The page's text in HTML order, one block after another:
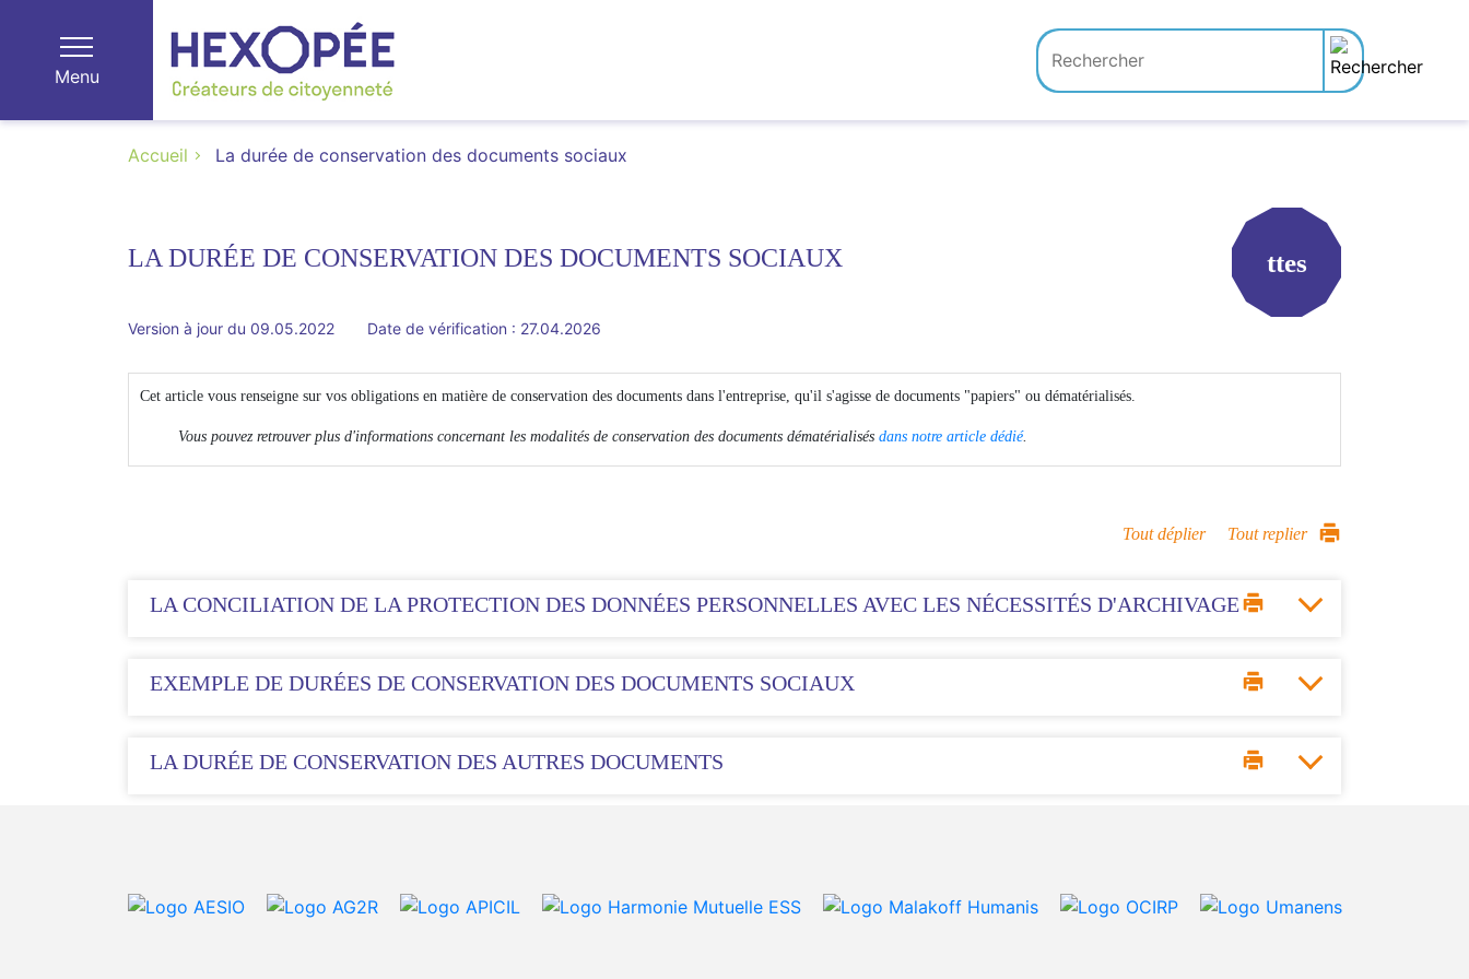
Menu
Accueil La durée de conservation des documents sociaux
LA DURÉE DE CONSERVATION DES DOCUMENTS SOCIAUX ttes
Version à jour du 09.05.2022 Date de vérification : 27.04.2026
Cet article vous renseigne sur vos obligations en matière de conservation des documents dans l'entreprise, qu'il s'agisse de documents "papiers" ou dématérialisés.
Vous pouvez retrouver plus d'informations concernant les modalités de conservation des documents dématérialisés dans notre article dédié.
Tout déplier Tout replier
LA CONCILIATION DE LA PROTECTION DES DONNÉES PERSONNELLES AVEC LES NÉCESSITÉS D'ARCHIVAGE
EXEMPLE DE DURÉES DE CONSERVATION DES DOCUMENTS SOCIAUX
LA DURÉE DE CONSERVATION DES AUTRES DOCUMENTS